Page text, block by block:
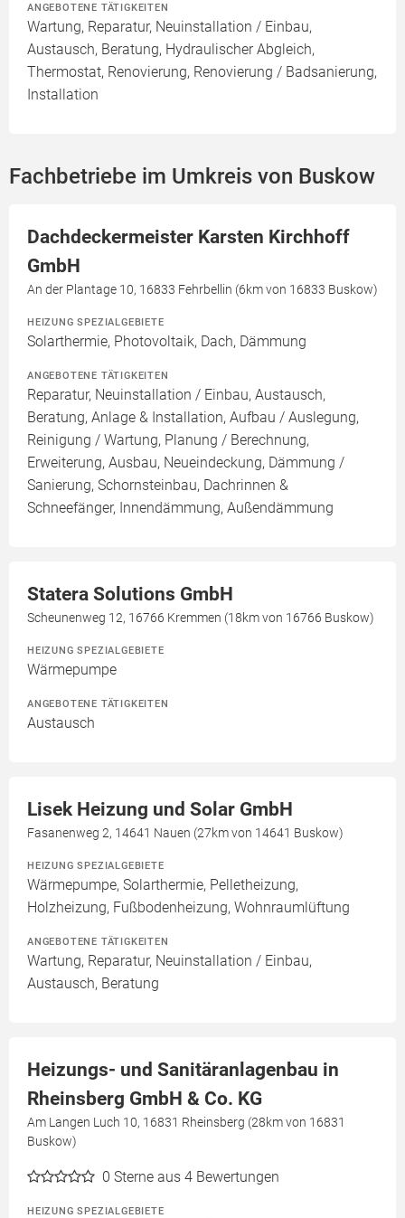
ANGEBOTENE TÄTIGKEITEN
Wartung, Reparatur, Neuinstallation / Einbau,
Austausch, Beratung, Hydraulischer Abgleich,
Thermostat, Renovierung, Renovierung / Badsanierung,
Installation
Fachbetriebe im Umkreis von Buskow
Dachdeckermeister Karsten Kirchhoff
GmbH
An der Plantage 10, 16833 Fehrbellin (6km von 16833 Buskow)
HEIZUNG SPEZIALGEBIETE
Solarthermie, Photovoltaik, Dach, Dämmung
ANGEBOTENE TÄTIGKEITEN
Reparatur, Neuinstallation / Einbau, Austausch,
Beratung, Anlage & Installation, Aufbau / Auslegung,
Reinigung / Wartung, Planung / Berechnung,
Erweiterung, Ausbau, Neueindeckung, Dämmung /
Sanierung, Schornsteinbau, Dachrinnen &
Schneefänger, Innendämmung, Außendämmung
Statera Solutions GmbH
Scheunenweg 12, 16766 Kremmen (18km von 16766 Buskow)
HEIZUNG SPEZIALGEBIETE
Wärmepumpe
ANGEBOTENE TÄTIGKEITEN
Austausch
Lisek Heizung und Solar GmbH
Fasanenweg 2, 14641 Nauen (27km von 14641 Buskow)
HEIZUNG SPEZIALGEBIETE
Wärmepumpe, Solarthermie, Pelletheizung,
Holzheizung, Fußbodenheizung, Wohnraumlüftung
ANGEBOTENE TÄTIGKEITEN
Wartung, Reparatur, Neuinstallation / Einbau,
Austausch, Beratung
Heizungs- und Sanitäranlagenbau in
Rheinsberg GmbH & Co. KG
Am Langen Luch 10, 16831 Rheinsberg (28km von 16831
Buskow)
0 Sterne aus 4 Bewertungen
HEIZUNG SPEZIALGEBIETE